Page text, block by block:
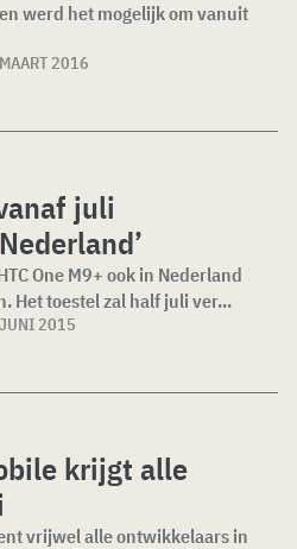
werd het mogelijk om vanuit
2016
juli
One M9+ ook in Nederland
Het toestel zal half juli ver...
2015
krijgt alle
vrijwel alle ontwikkelaars in